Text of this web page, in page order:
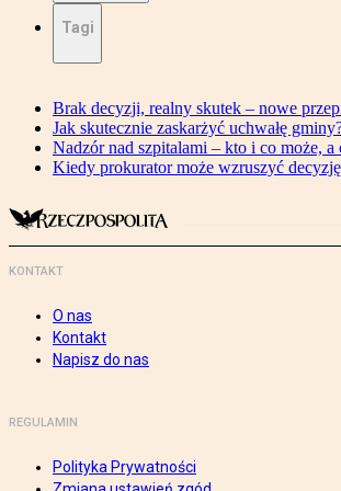
Tagi
Brak decyzji, realny skutek – nowe
Jak skutecznie zaskarżyć uchwałę
Nadzór nad szpitalami – kto i co może, a
Kiedy prokurator może wzruszyć
KONTAKT
O nas
Kontakt
Napisz do nas
REGULAMIN
Polityka Prywatności